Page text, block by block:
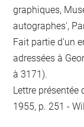
graphiques,
autographes',
Fait partie d'un
adressées à
à 3171).
Lettre présentée
1955, p. 251 -